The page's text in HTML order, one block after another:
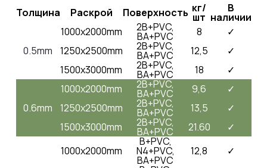
Толщина Раскрой Поверхность кг/
шт
В
наличии
0.5mm
1000x2000mm 2B+PVC,
BA+PVC 8
✓
1250x2500mm
2B+PVC,
BA+PVC 12,5
✓
1500x3000mm
2B+PVC,
BA+PVC 18 ✓
0.6mm
1000x2000mm 2B+PVC,
BA+PVC 9,6
✓
1250x2500mm
2B+PVC,
BA+PVC 13,5
✓
1500x3000mm
2B+PVC,
BA+PVC 21.60
✓
1000x2000mm
B+PVC,
N4+PVC,
BA+PVC
12,8
✓